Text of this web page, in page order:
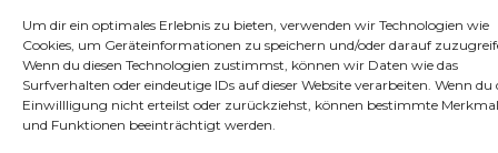
Um dir ein optimales Erlebnis zu bieten, verwenden wir Technologien wie
Cookies, um Geräteinformationen zu speichern und/oder darauf
Wenn du diesen Technologien zustimmst, können wir Daten wie das
Surfverhalten oder eindeutige IDs auf dieser Website verarbeiten. Wenn du
Einwillligung nicht erteilst oder zurückziehst, können bestimmte
und Funktionen beeinträchtigt werden.
Hierzu arbeiten wir mit weltweit führenden Marken und
Herstellern, um unseren Kunden die beste Ausrüstung zu
liefern, die für ihre Yacht erhältlich ist.